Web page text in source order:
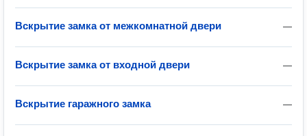
—
Вскрытие замка от межкомнатной двери
—
Вскрытие замка от входной двери
—
Вскрытие гаражного замка